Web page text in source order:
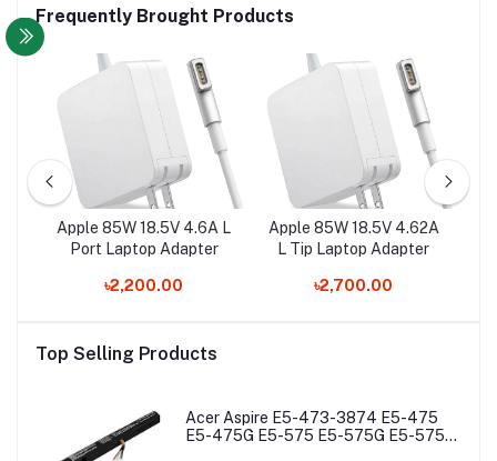
Frequently Brought Products
Apple 85W 18.5V 4.6A L
Port Laptop Adapter
৳2,200.00
Apple 85W 18.5V 4.62A
L Tip Laptop Adapter
৳2,700.00
Top Selling Products
Acer Aspire E5-473-3874 E5-475
E5-475G E5-575 E5-575G E5-575T